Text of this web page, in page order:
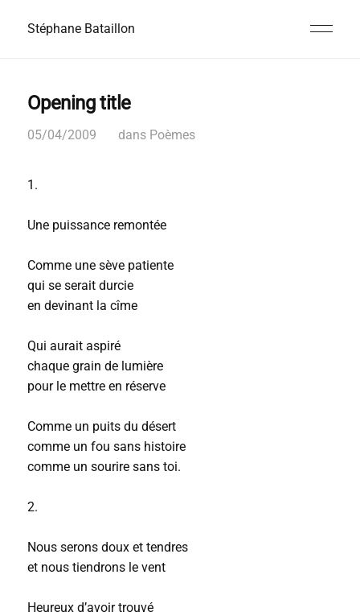
Stéphane Bataillon
Opening title
05/04/2009 dans Poèmes
1.
Une puissance remontée
Comme une sève patiente
qui se serait durcie
en devinant la cîme
Qui aurait aspiré
chaque grain de lumière
pour le mettre en réserve
Comme un puits du désert
comme un fou sans histoire
comme un sourire sans toi.
2.
Nous serons doux et tendres
et nous tiendrons le vent
Heureux d’avoir trouvé